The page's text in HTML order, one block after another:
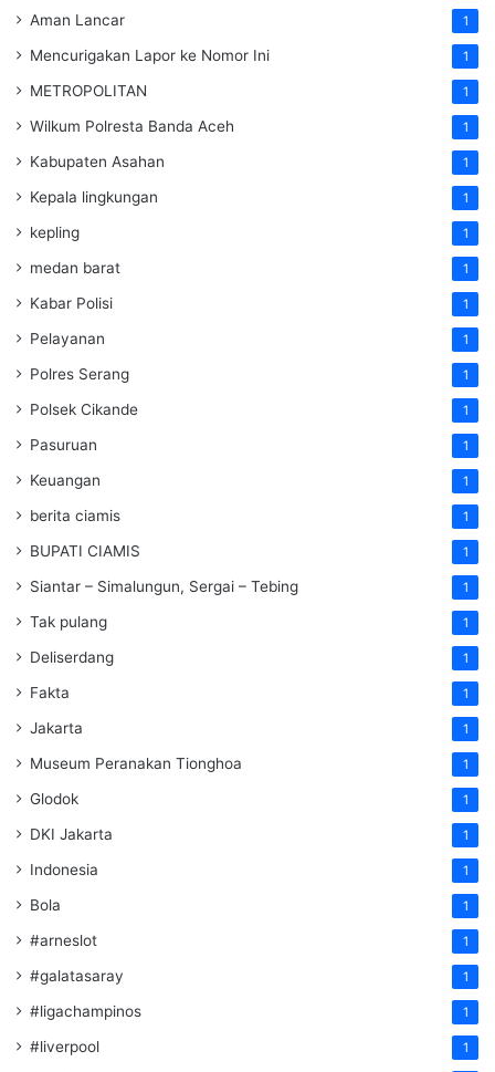
Aman Lancar 1
Mencurigakan Lapor ke Nomor Ini 1
METROPOLITAN 1
Wilkum Polresta Banda Aceh 1
Kabupaten Asahan 1
Kepala lingkungan 1
kepling 1
medan barat 1
Kabar Polisi 1
Pelayanan 1
Polres Serang 1
Polsek Cikande 1
Pasuruan 1
Keuangan 1
berita ciamis 1
BUPATI CIAMIS 1
Siantar – Simalungun, Sergai – Tebing 1
Tak pulang 1
Deliserdang 1
Fakta 1
Jakarta 1
Museum Peranakan Tionghoa 1
Glodok 1
DKI Jakarta 1
Indonesia 1
Bola 1
#arneslot 1
#galatasaray 1
#ligachampinos 1
#liverpool 1